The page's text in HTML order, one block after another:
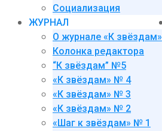
Социализация
ЖУРНАЛ
О журнале «К звёздам»
Колонка редактора
“К звёздам” №5
«К звёздам» № 4
«К звёздам» № 3
«К звёздам» № 2
«Шаг к звёздам» № 1